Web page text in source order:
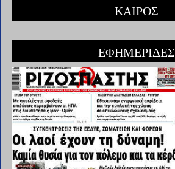
ΚΑΙΡΟΣ
ΕΦΗΜΕΡΙΔΕΣ